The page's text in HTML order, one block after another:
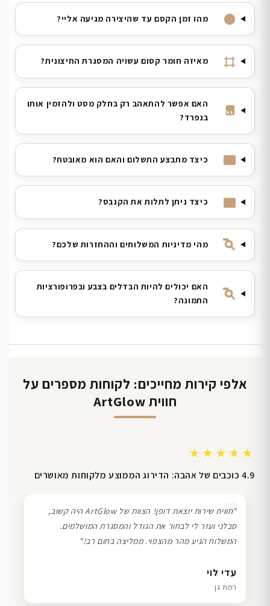
מהו זמן הקסם עד שהיצירה מגיעה אליי?
מאיזה חומר קסום עשויה המסגרת החיצונית?
האם אפשר להתאהב רק בחלק מסט ולהזמין אותו
בנפרד?
כיצד מתבצע התשלום והאם הוא מאובטח?
כיצד ניתן לתלות את הקנבס?
מהי מדיניות המשלוחים וההחזרות שלכם?
האם יכולים להיות הבדלים בצבע ובפרופורציות
התמונה?
אלפי קירות מחייכים: לקוחות מספרים על
חווית ArtGlow
★★★★★
4.9 כוכבים של אהבה: הדירוג הממוצע מלקוחות מאושרים
שרון כהן
תל אביב
❞
"חווית שירות יוצאת דופן! הצוות של ArtGlow היה קשוב,
סבלני ועזר לי לבחור את הגודל והמסגרת המושלמים.
המשלוח הגיע מהר מהצפוי. ממליצה בחום רב!"
עדי לוי
רמת גן
דנה גל
חיפה
ליאת ויוסי מ.
הוד השרון